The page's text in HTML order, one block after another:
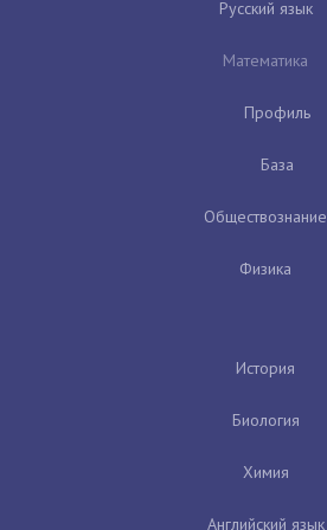
Русский язык
Математика
Профиль
База
Обществознание
Физика
История
Биология
Химия
Английский язык